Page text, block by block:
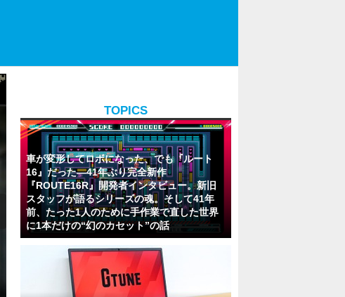
TOPICS
車が変形してロボになった、でも『ルート
16』だった―41年ぶり完全新作
『ROUTE16R』開発者インタビュー。新旧
スタッフが語るシリーズの魂。そして41年
前、たった1人のために手作業で直した世界
に1本だけの“幻のカセット”の話